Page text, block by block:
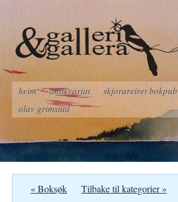
heim antikvariat skjorareiret bokpub
olav grimstad
« Boksøk Tilbake til kategorier »